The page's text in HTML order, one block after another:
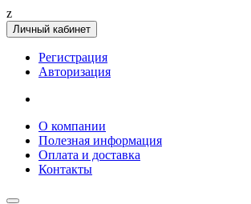
z
Личный кабинет
Регистрация
Авторизация
О компании
Полезная информация
Оплата и доставка
Контакты